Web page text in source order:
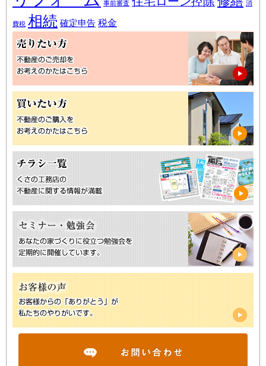
事前審査 消
費税 相続 確定申告 税金